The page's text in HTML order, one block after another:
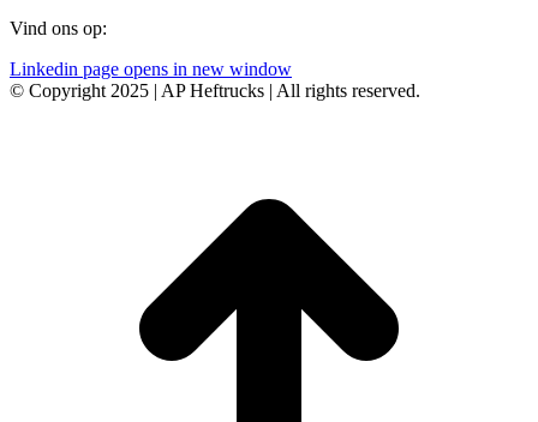
Vind ons op:
Linkedin page opens in new window
© Copyright 2025 | AP Heftrucks | All rights reserved.